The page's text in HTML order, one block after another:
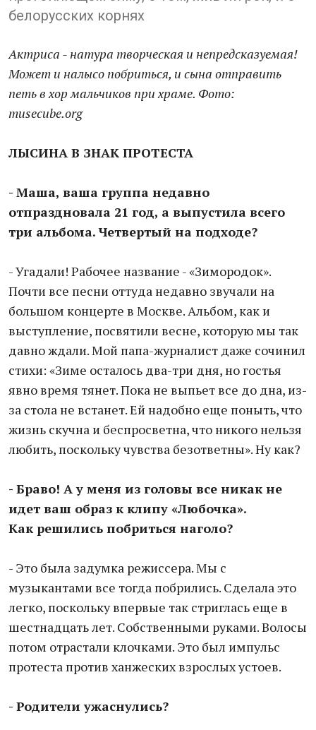
белорусских корнях
Актриса - натура творческая и непредсказуемая!
Может и налысо побриться, и сына отправить
петь в хор мальчиков при храме. Фото:
musecube.org
ЛЫСИНА В ЗНАК ПРОТЕСТА
- Маша, ваша группа недавно
отпраздновала 21 год, а выпустила всего
три альбома. Четвертый на подходе?
- Угадали! Рабочее название - «Зимородок».
Почти все песни оттуда недавно звучали на
большом концерте в Москве. Альбом, как и
выступление, посвятили весне, которую мы так
давно ждали. Мой папа-журналист даже сочинил
стихи: «Зиме осталось два-три дня, но гостья
явно время тянет. Пока не выпьет все до дна, из-
за стола не встанет. Ей надобно еще поныть, что
жизнь скучна и беспросветна, что никого нельзя
любить, поскольку чувства безответны». Ну как?
- Браво! А у меня из головы все никак не
идет ваш образ к клипу «Любочка».
Как решились побриться наголо?
- Это была задумка режиссера. Мы с
музыкантами все тогда побрились. Сделала это
легко, поскольку впервые так стриглась еще в
шестнадцать лет. Собственными руками. Волосы
потом отрастали клочками. Это был импульс
протеста против ханжеских взрослых устоев.
- Родители ужаснулись?